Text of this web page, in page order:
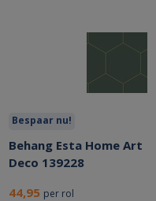
Bespaar nu!
Behang Esta Home Art
Deco 139228
44,95 per rol